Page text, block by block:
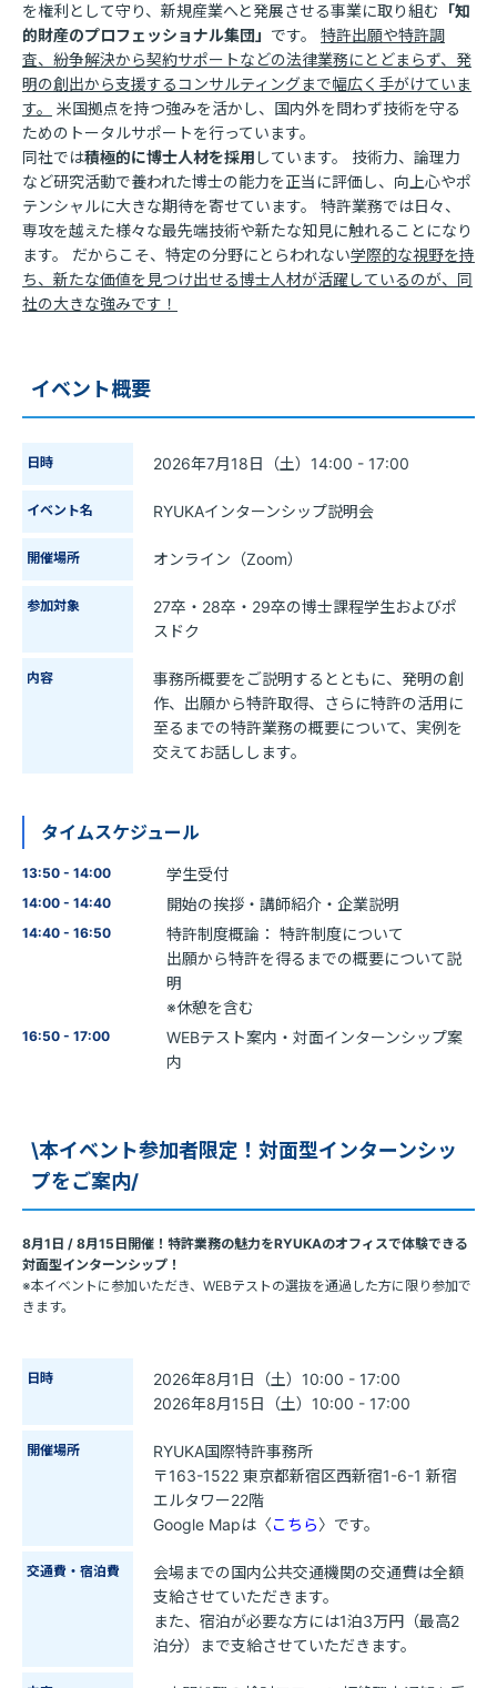
を権利として守り、新規産業へと発展させる事業に取り組む 「知
的財産のプロフェッショナル集団」 です。 特許出願や特許調
査、紛争解決から契約サポートなどの法律業務にとどまらず、発
明の創出から支援するコンサルティングまで幅広く手がけていま
す。
米国拠点を持つ強みを活かし、国内外を問わず技術を守る
ためのトータルサポートを行っています。
同社では積極的に博士人材を採用 しています。 技術力、論理力
など研究活動で養われた博士の能力を正当に評価し、向上心やポ
テンシャルに大きな期待を寄せています。 特許業務では日々、
専攻を越えた様々な最先端技術や新たな知見に触れることになり
ます。 だからこそ、特定の分野にとらわれない学際的な視野を持
ち、新たな価値を見つけ出せる博士人材が活躍しているのが、同
社の大きな強みです！
イベント概要
日時 2026年7月18日（土）14:00 - 17:00
イベント名 RYUKAインターンシップ説明会
開催場所 オンライン（Zoom）
参加対象
27卒・28卒・29卒の博士課程学生およびポ
スドク
内容
事務所概要をご説明するとともに、発明の創
作、出願から特許取得、さらに特許の活用に
至るまでの特許業務の概要について、実例を
交えてお話しします。
タイムスケジュール
13:50 - 14:00 学生受付
14:00 - 14:40 開始の挨拶・講師紹介・企業説明
14:40 - 16:50
特許制度概論： 特許制度について
出願から特許を得るまでの概要について説
明
※休憩を含む
16:50 - 17:00
WEBテスト案内・対面インターンシップ案
内
\本イベント参加者限定！対面型インターンシッ
プをご案内/
8月1日 / 8月15日開催！特許業務の魅力をRYUKAのオフィスで体験できる
対面型インターンシップ！
※本イベントに参加いただき、WEBテストの選抜を通過した方に限り参加で
きます。
日時
2026年8月1日（土）10:00 - 17:00
2026年8月15日（土）10:00 - 17:00
開催場所
RYUKA国際特許事務所
〒163-1522 東京都新宿区西新宿1-6-1 新宿
エルタワー22階
Google Mapは〈こちら〉です。
交通費・宿泊費
会場までの国内公共交通機関の交通費は全額
支給させていただきます。
また、宿泊が必要な方には1泊3万円（最高2
泊分）まで支給させていただきます。